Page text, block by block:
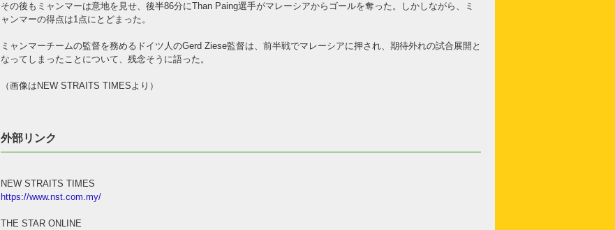
その後もミャンマーは意地を見せ、後半86分にThan Paing選手がマレーシアからゴールを奪った。しかしながら、ミ
ャンマーの得点は1点にとどまった。
ミャンマーチームの監督を務めるドイツ人のGerd Ziese監督は、前半戦でマレーシアに押され、期待外れの試合展開と
なってしまったことについて、残念そうに語った。
（画像はNEW STRAITS TIMESより）
外部リンク
NEW STRAITS TIMES
https://www.nst.com.my/
THE STAR ONLINE